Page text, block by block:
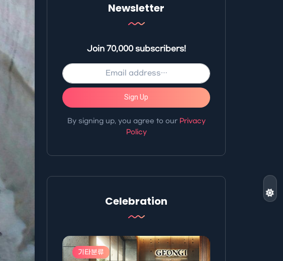
Newsletter
Join 70,000 subscribers!
Sign Up
By signing up, you agree to our Privacy
Policy
Celebration
기타분류